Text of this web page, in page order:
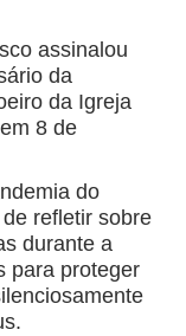
assinalou
da
da Igreja
8 de
do
refletir sobre
durante a
para proteger